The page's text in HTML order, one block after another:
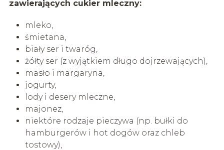
zawierających cukier mleczny:
mleko,
śmietana,
biały ser i twaróg,
żółty ser (z wyjątkiem długo dojrzewających),
masło i margaryna,
jogurty,
lody i desery mleczne,
majonez,
niektóre rodzaje pieczywa (np. bułki do
hamburgerów i hot dogów oraz chleb
tostowy),